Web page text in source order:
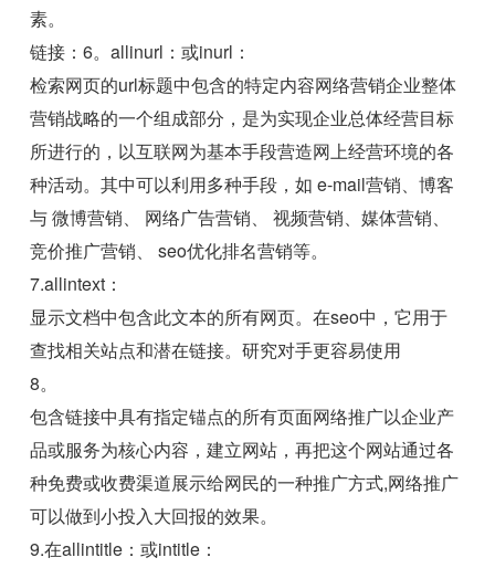
素。
链接：6。allinurl：或inurl：
检索网页的url标题中包含的特定内容网络营销企业整体
营销战略的一个组成部分，是为实现企业总体经营目标
所进行的，以互联网为基本手段营造网上经营环境的各
种活动。其中可以利用多种手段，如 e-mail营销、博客
与 微博营销、 网络广告营销、 视频营销、媒体营销、
竞价推广营销、 seo优化排名营销等。
7.allintext：
显示文档中包含此文本的所有网页。在seo中，它用于
查找相关站点和潜在链接。研究对手更容易使用
8。
包含链接中具有指定锚点的所有页面网络推广以企业产
品或服务为核心内容，建立网站，再把这个网站通过各
种免费或收费渠道展示给网民的一种推广方式,网络推广
可以做到小投入大回报的效果。
9.在allintitle：或intitle：